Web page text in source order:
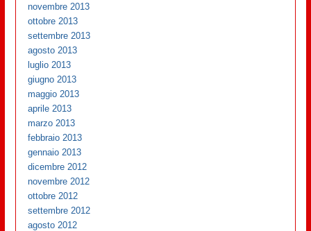
novembre 2013
ottobre 2013
settembre 2013
agosto 2013
luglio 2013
giugno 2013
maggio 2013
aprile 2013
marzo 2013
febbraio 2013
gennaio 2013
dicembre 2012
novembre 2012
ottobre 2012
settembre 2012
agosto 2012